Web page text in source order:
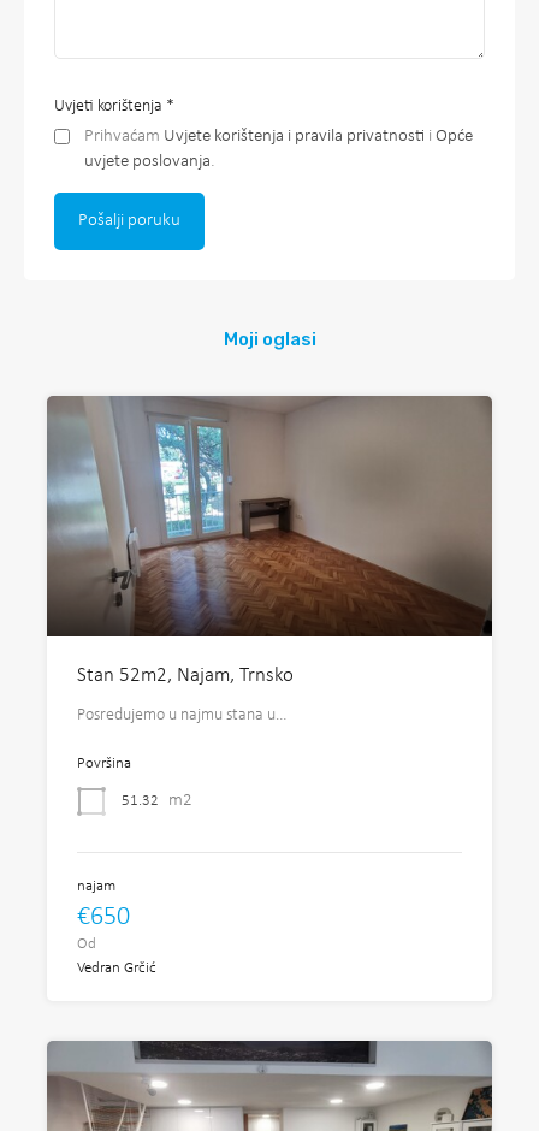
Uvjeti korištenja *
Prihvaćam Uvjete korištenja i pravila privatnosti i Opće
uvjete poslovanja.
Moji oglasi
Stan 52m2, Najam, Trnsko
Posredujemo u najmu stana u…
Površina
51.32 m2
najam
€650
Od
Vedran Grčić